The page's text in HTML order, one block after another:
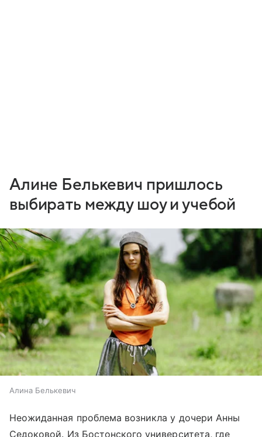
Алине Белькевич пришлось
выбирать между шоу и учебой
Алина Белькевич
Неожиданная проблема возникла у дочери Анны
Седоковой. Из Бостонского университета, где